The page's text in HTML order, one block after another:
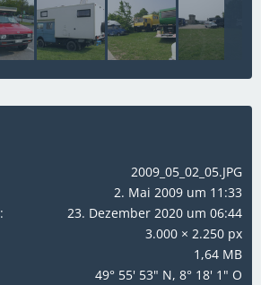
2009_05_02_05.JPG
2. Mai 2009 um 11:33
23. Dezember 2020 um 06:44
3.000 × 2.250 px
1,64 MB
49° 55' 53" N, 8° 18' 1" O